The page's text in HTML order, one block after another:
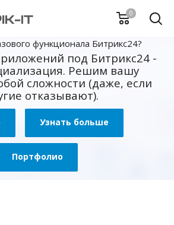
0
функционала Битрикс24?
под Битрикс24 -
Решим вашу
сложности (даже, если
отказывают).
Узнать больше
Портфолио